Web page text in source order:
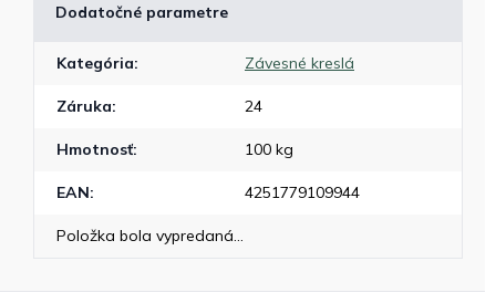
Dodatočné parametre
Kategória: Závesné kreslá
Záruka: 24
Hmotnosť: 100 kg
EAN: 4251779109944
Položka bola vypredaná…